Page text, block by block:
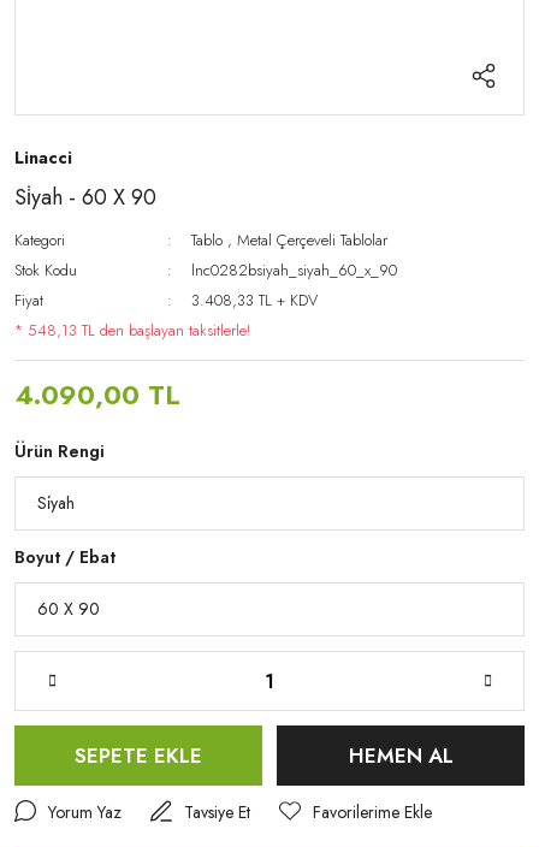
Linacci
Si̇yah - 60 X 90
Kategori Tablo ,Metal Çerçeveli Tablolar
Stok Kodu
lnc0282bsiyah_siyah_60_x_90
Fiyat
3.408,33 TL + KDV
* 548,13 TL den başlayan taksitlerle!
4.090,00 TL
Ürün Rengi
Boyut / Ebat
SEPETE EKLE HEMEN AL
Yorum Yaz Tavsiye Et